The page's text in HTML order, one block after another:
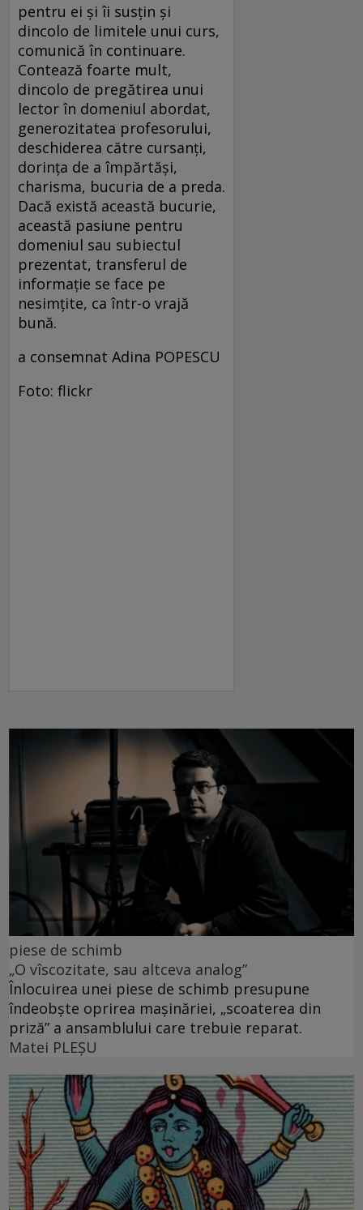
pentru ei și îi susțin și
dincolo de limitele unui curs,
comunică în continuare.
Contează foarte mult,
dincolo de pregătirea unui
lector în domeniul abordat,
generozitatea profesorului,
deschiderea către cursanți,
dorința de a împărtăși,
charisma, bucuria de a preda.
Dacă există această bucurie,
această pasiune pentru
domeniul sau subiectul
prezentat, transferul de
informație se face pe
nesimțite, ca într-o vrajă
bună.
a consemnat Adina POPESCU
Foto: flickr
piese de schimb
„O vîscozitate, sau altceva analog”
Înlocuirea unei piese de schimb presupune
îndeobște oprirea mașinăriei, „scoaterea din
priză” a ansamblului care trebuie reparat.
Matei PLEŞU